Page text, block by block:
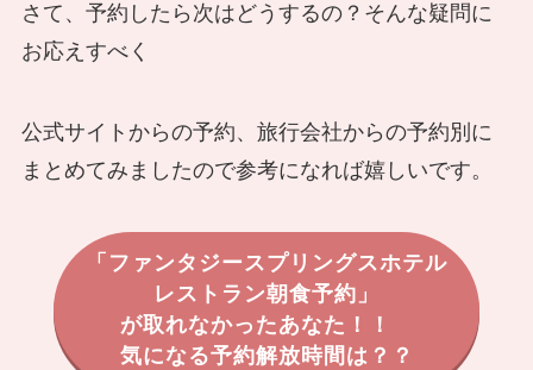
さて、予約したら次はどうするの？そんな疑問に
お応えすべく
公式サイトからの予約、旅行会社からの予約別に
まとめてみましたので参考になれば嬉しいです。
「ファンタジースプリングスホテル
レストラン朝食予約」
が取れなかったあなた！！
気になる予約解放時間は？？